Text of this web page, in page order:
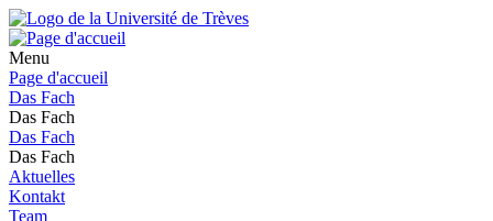
Menu
Page d'accueil
Das Fach
Das Fach
Das Fach
Das Fach
Aktuelles
Kontakt
Team